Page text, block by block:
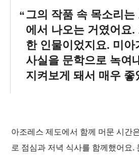
그의 작품 속 목소리는
에서 나오는 거였어요.
한 인물이었지요. 미아
사실을 문학으로 녹여
지켜보게 돼서 매우 좋
아조레스 제도에서 함께 머문 시간
로 점심과 저녁 식사를 함께했어요.